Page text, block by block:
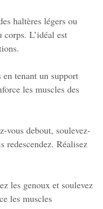
haltères légers ou
corps. L’idéal est
en tenant un support
les muscles des
vous debout, soulevez-
redescendez. Réalisez
les genoux et soulevez
les muscles